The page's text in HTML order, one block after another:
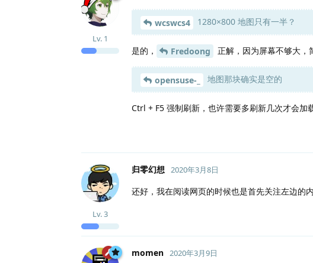
Lv. 1
wcswcs4 1280×800 地图只有一半？
是的， Fredoong 正解，因为屏幕不够大，
opensuse-_ 地图那块确实是空的
Ctrl + F5 强制刷新，也许需要多刷新几次才会加
归零幻想
Lv.3
2020年3月8日
还好，我在阅读网页的时候也是首先关注左边的内
momen 2020年3月9日